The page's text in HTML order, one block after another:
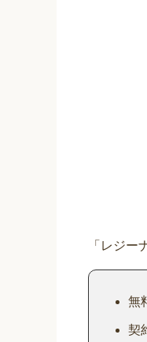
「レジー
無
契